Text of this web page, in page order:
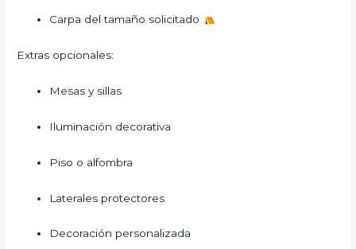
Carpa del tamaño solicitado
Extras opcionales:
Mesas y sillas
Iluminación decorativa
Piso o alfombra
Laterales protectores
Decoración personalizada